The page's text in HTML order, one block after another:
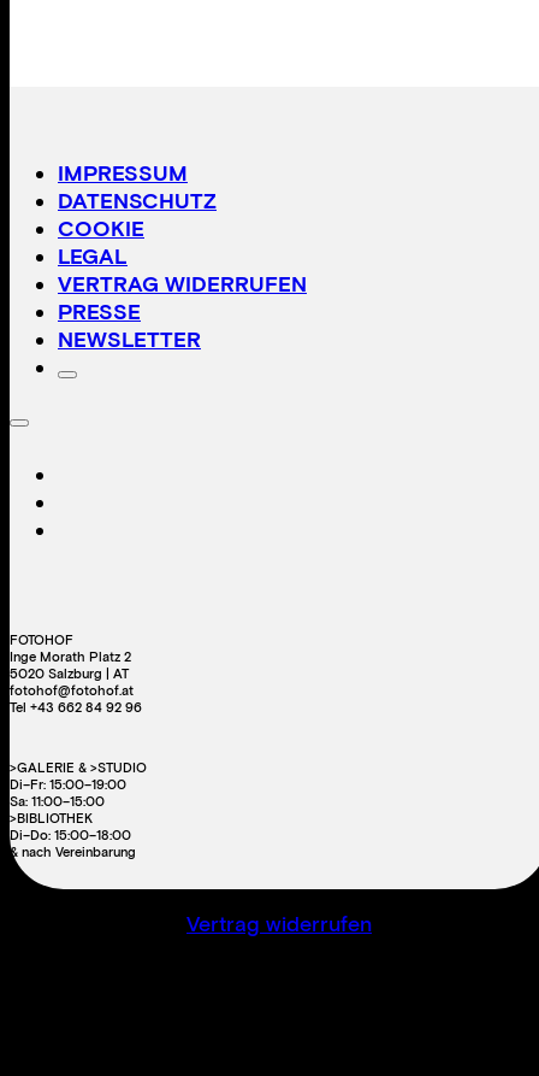
IMPRESSUM
DATENSCHUTZ
COOKIE
LEGAL
VERTRAG WIDERRUFEN
PRESSE
NEWSLETTER
FOTOHOF
Inge Morath Platz 2
5020 Salzburg | AT
fotohof@fotohof.at
Tel +43 662 84 92 96
>GALERIE & >STUDIO
Di–Fr: 15:00–19:00
Sa: 11:00–15:00
>BIBLIOTHEK
Di–Do: 15:00–18:00
& nach Vereinbarung
Vertrag widerrufen